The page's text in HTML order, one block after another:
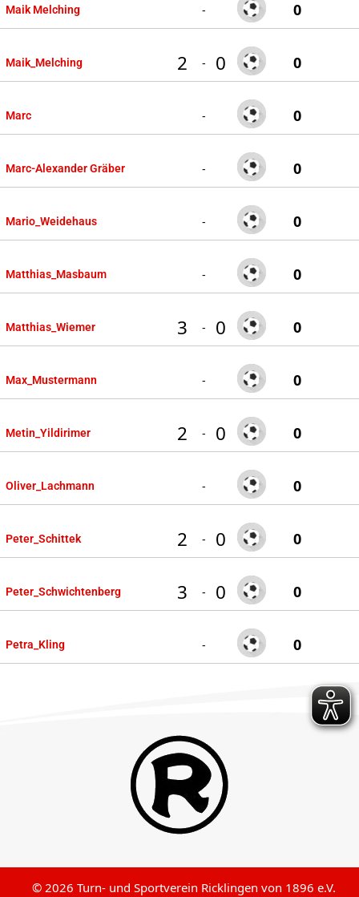
Maik Melching - 0
Maik_Melching 2 - 0 0
Marc - 0
Marc-Alexander Gräber - 0
Mario_Weidehaus - 0
Matthias_Masbaum - 0
Matthias_Wiemer 3 - 0 0
Max_Mustermann - 0
Metin_Yildirimer 2 - 0 0
Oliver_Lachmann - 0
Peter_Schittek 2 - 0 0
Peter_Schwichtenberg 3 - 0 0
Petra_Kling - 0
© 2026 Turn- und Sportverein Ricklingen von 1896 e.V.